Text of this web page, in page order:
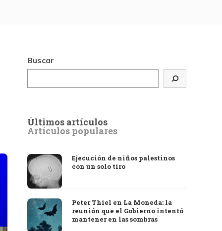
Buscar
Últimos artículos
Artículos populares
Ejecución de niños palestinos
con un solo tiro
Peter Thiel en La Moneda: la
reunión que el Gobierno intentó
mantener en las sombras